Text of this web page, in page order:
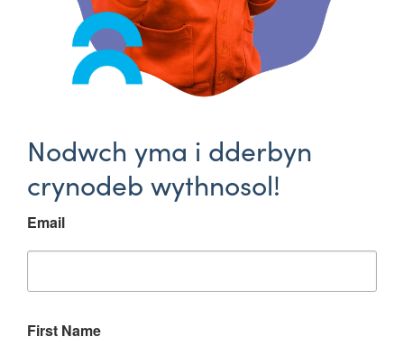
Nodwch yma i dderbyn
crynodeb wythnosol!
Email
First Name